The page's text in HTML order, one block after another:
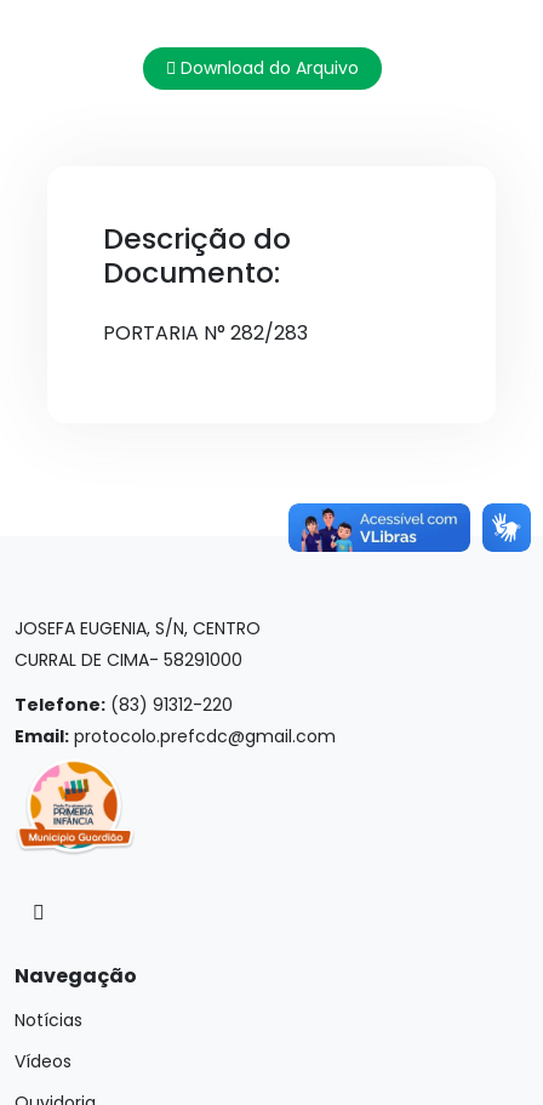
Download do Arquivo
Descrição do
Documento:
PORTARIA N° 282/283
JOSEFA EUGENIA, S/N, CENTRO
CURRAL DE CIMA- 58291000
Telefone: (83) 91312-220
Email: protocolo.prefcdc@gmail.com
Navegação
Notícias
Vídeos